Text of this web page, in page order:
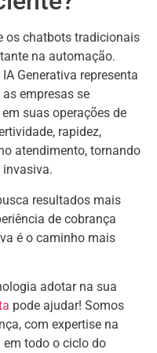
os chatbots tradicionais
na automação.
Generativa representa
empresas se
suas operações de
rapidez,
atendimento, tornando
invasiva.
resultados mais
de cobrança
é o caminho mais
adotar na sua
pode ajudar! Somos
com expertise na
em todo o ciclo do